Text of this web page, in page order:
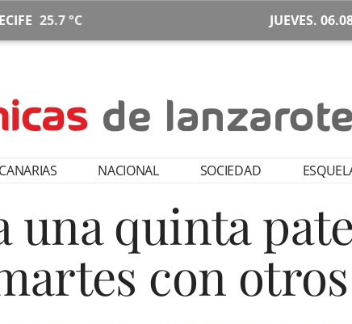
25.7 °C JUEVES.
CANARIAS NACIONAL SOCIEDAD
una quinta
con